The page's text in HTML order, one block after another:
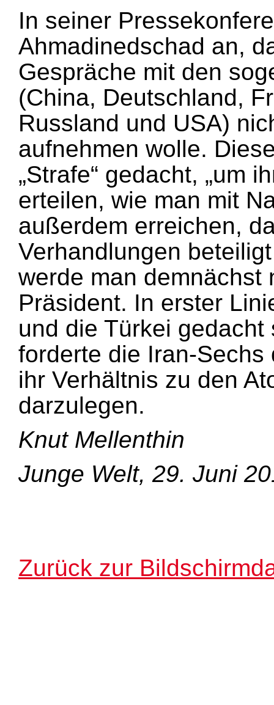
In seiner
Ahmadinedschad an,
Gespräche mit den
(China, Deutschland,
Russland und USA)
aufnehmen wolle.
„Strafe“ gedacht, „um
erteilen, wie man mit
außerdem erreichen,
Verhandlungen
werde man demnächst
Präsident. In erster
und die Türkei
forderte die Iran-
ihr Verhältnis zu den
darzulegen.
Knut Mellenthin
Junge Welt, 29. Juni
Zurück zur